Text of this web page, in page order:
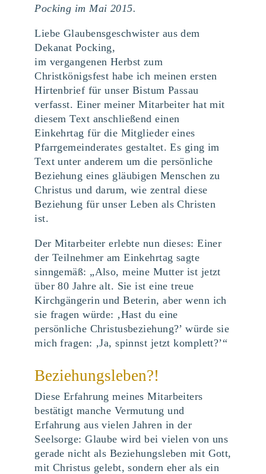
Pocking im Mai 2015.
Liebe Glaubensgeschwister aus dem
Dekanat Pocking,
im vergangenen Herbst zum
Christkönigsfest habe ich meinen ersten
Hirtenbrief für unser Bistum Passau
verfasst. Einer meiner Mitarbeiter hat mit
diesem Text anschließend einen
Einkehrtag für die Mitglieder eines
Pfarrgemeinderates gestaltet. Es ging im
Text unter anderem um die persönliche
Beziehung eines gläubigen Menschen zu
Christus und darum, wie zentral diese
Beziehung für unser Leben als Christen
ist.
Der Mitarbeiter erlebte nun dieses: Einer
der Teilnehmer am Einkehrtag sagte
sinngemäß: „Also, meine Mutter ist jetzt
über 80 Jahre alt. Sie ist eine treue
Kirchgängerin und Beterin, aber wenn ich
sie fragen würde: ‚Hast du eine
persönliche Christusbeziehung?’ würde sie
mich fragen: ‚Ja, spinnst jetzt komplett?’“
Beziehungsleben?!
Diese Erfahrung meines Mitarbeiters
bestätigt manche Vermutung und
Erfahrung aus vielen Jahren in der
Seelsorge: Glaube wird bei vielen von uns
gerade nicht als Beziehungsleben mit Gott,
mit Christus gelebt, sondern eher als ein